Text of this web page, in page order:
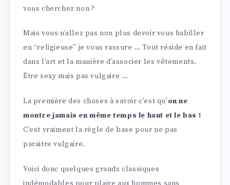
vous cherchez non ?
Mais vous n’allez pas non plus devoir vous habiller
en “religieuse” je vous rassure … Tout réside en fait
dans l’art et la manière d’associer les vêtements.
Être sexy mais pas vulgaire …
La première des choses à savoir c’est qu’on ne
montre jamais en même temps le haut et le bas !
C’est vraiment la règle de base pour ne pas
paraitre vulgaire.
Voici donc quelques grands classiques